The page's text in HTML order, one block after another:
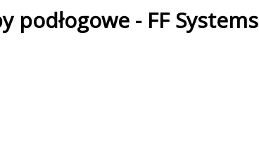
podłogowe - FF Systems